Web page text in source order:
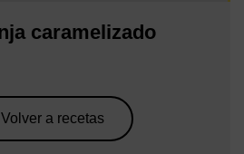
caramelizado
Volver a recetas